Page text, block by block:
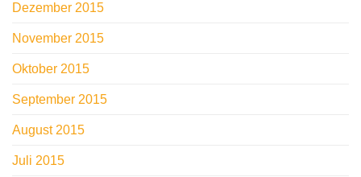
Dezember 2015
November 2015
Oktober 2015
September 2015
August 2015
Juli 2015